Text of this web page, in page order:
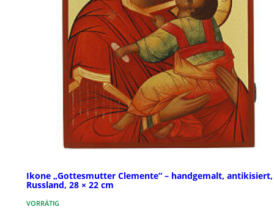
Ikone „Gottesmutter Clemente“ – handgemalt, antikisiert,
Russland, 28 × 22 cm
VORRÄTIG